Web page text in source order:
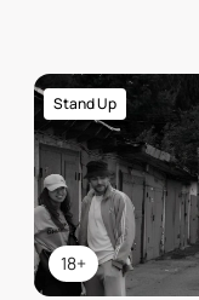
18+
Stand Up